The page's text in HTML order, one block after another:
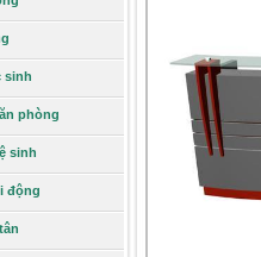
sinh
phòng
sinh
động
VNĐ
chi tiết
GG231